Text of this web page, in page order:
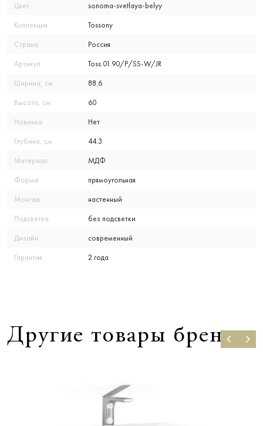
Цвет sonoma-svetlaya-belyy
Коллекция Tossony
Страна Россия
Артикул Toss.01.90/P/SS-W/JR
Ширина, см 88.6
Высота, см 60
Новинка Нет
Глубина, см 44.3
Материал МДФ
Форма прямоугольная
Монтаж настенный
Подсветка без подсветки
Дизайн современный
Гарантия 2 года
Другие товары бренда